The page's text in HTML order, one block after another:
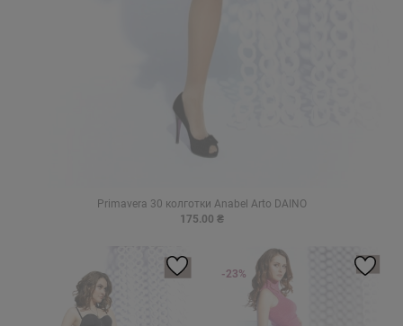
Primavera 30 колготки Anabel Arto DAINO
175.00 ₴
-23%